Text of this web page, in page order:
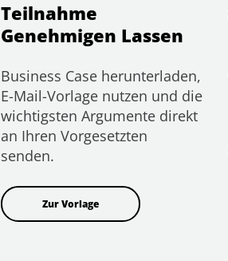
Teilnahme
Genehmigen Lassen
Business Case herunterladen,
E-Mail-Vorlage nutzen und die
wichtigsten Argumente direkt
an Ihren Vorgesetzten
senden.
Zur Vorlage